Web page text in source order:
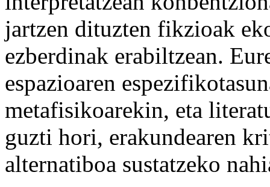
jartzen dituzten fikzioak
ezberdinak erabiltzean.
espazioaren
metafisikoarekin, eta
guzti hori, erakundearen
alternatiboa sustatzeko